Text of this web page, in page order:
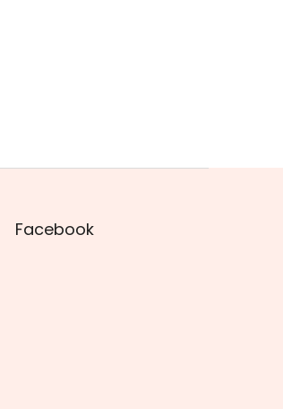
Facebook